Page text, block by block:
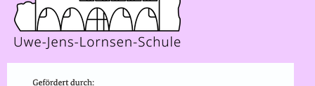
Terminkalender
Betreute
Schulleben